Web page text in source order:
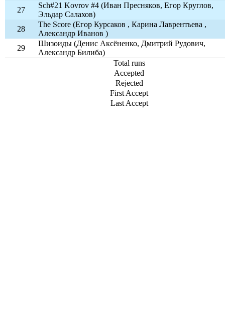
27
Sch#21 Kovrov #4 (Иван Пресняков, Егор Круглов,
Эльдар Салахов)
28
The Score (Егор Курсаков , Карина Лаврентьева ,
Александр Иванов )
29
Шизоиды (Денис Аксёненко, Дмитрий Рудович,
Александр Билиба)
Total runs
Accepted
Rejected
First Accept
Last Accept